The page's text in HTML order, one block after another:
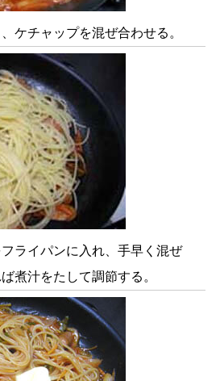
ケチャップを混ぜ合わせる。
ライパンに入れ、手早く混ぜ
煮汁をたして調節する。